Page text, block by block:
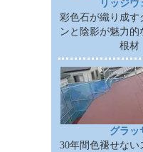
リッジウ
彩色石が織り成す
ンと陰影が魅力的
根材
グラッ
30年間色褪せない